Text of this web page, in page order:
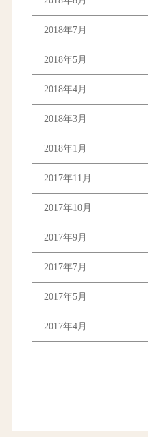
2018年7月
2018年5月
2018年4月
2018年3月
2018年1月
2017年11月
2017年10月
2017年9月
2017年7月
2017年5月
2017年4月